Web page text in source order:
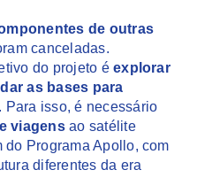
de outras
canceladas.
do projeto éexplorar
as bases para
. Para isso, é necessário
viagensao satélite
do Programa Apollo, com
diferentes da era